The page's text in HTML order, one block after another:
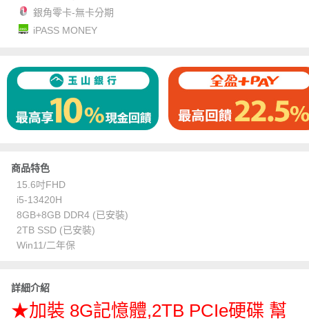
銀角零卡-無卡分期
iPASS MONEY
商品特色
15.6吋FHD
i5-13420H
8GB+8GB DDR4 (已安裝)
2TB SSD (已安裝)
Win11/二年保
詳細介紹
★加裝 8G記憶體,2TB PCIe硬碟 幫